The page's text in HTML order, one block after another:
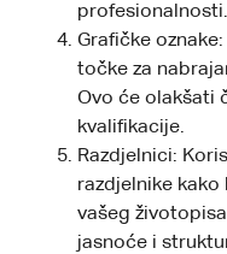
profesionalnosti.
Grafičke
točke za
Ovo će olakšati
kvalifikacije.
Razdjelnici:
razdjelnike
vašeg
jasnoće i